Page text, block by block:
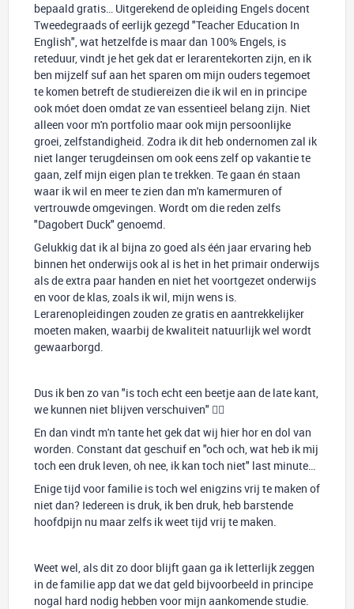
bepaald gratis… Uitgerekend de opleiding Engels docent
Tweedegraads of eerlijk gezegd "Teacher Education In
English", wat hetzelfde is maar dan 100% Engels, is
reteduur, vindt je het gek dat er lerarentekorten zijn, en ik
ben mijzelf suf aan het sparen om mijn ouders tegemoet
te komen betreft de studiereizen die ik wil en in principe
ook móet doen omdat ze van essentieel belang zijn. Niet
alleen voor m'n portfolio maar ook mijn persoonlijke
groei, zelfstandigheid. Zodra ik dit heb ondernomen zal ik
niet langer terugdeinsen om ook eens zelf op vakantie te
gaan, zelf mijn eigen plan te trekken. Te gaan én staan
waar ik wil en meer te zien dan m'n kamermuren of
vertrouwde omgevingen. Wordt om die reden zelfs
"Dagobert Duck" genoemd.
Gelukkig dat ik al bijna zo goed als één jaar ervaring heb
binnen het onderwijs ook al is het in het primair onderwijs
als de extra paar handen en niet het voortgezet onderwijs
en voor de klas, zoals ik wil, mijn wens is.
Lerarenopleidingen zouden ze gratis en aantrekkelijker
moeten maken, waarbij de kwaliteit natuurlijk wel wordt
gewaarborgd.
Dus ik ben zo van "is toch echt een beetje aan de late kant,
we kunnen niet blijven verschuiven" 🤷‍♀️
En dan vindt m'n tante het gek dat wij hier hor en dol van
worden. Constant dat geschuif en "och och, wat heb ik mij
toch een druk leven, oh nee, ik kan toch niet" last minute…
Enige tijd voor familie is toch wel enigzins vrij te maken of
niet dan? Iedereen is druk, ik ben druk, heb barstende
hoofdpijn nu maar zelfs ik weet tijd vrij te maken.
Weet wel, als dit zo door blijft gaan ga ik letterlijk zeggen
in de familie app dat we dat geld bijvoorbeeld in principe
nogal hard nodig hebben voor mijn aankomende studie.